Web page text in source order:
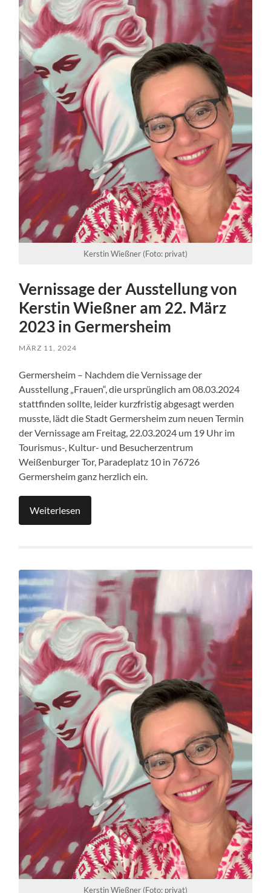
Kerstin Wießner (Foto: privat)
Vernissage der Ausstellung von
Kerstin Wießner am 22. März
2023 in Germersheim
MÄRZ 11, 2024
Germersheim – Nachdem die Vernissage der
Ausstellung „Frauen“, die ursprünglich am 08.03.2024
stattfinden sollte, leider kurzfristig abgesagt werden
musste, lädt die Stadt Germersheim zum neuen Termin
der Vernissage am Freitag, 22.03.2024 um 19 Uhr im
Tourismus-, Kultur- und Besucherzentrum
Weißenburger Tor, Paradeplatz 10 in 76726
Germersheim ganz herzlich ein.
Weiterlesen
Kerstin Wießner (Foto: privat)